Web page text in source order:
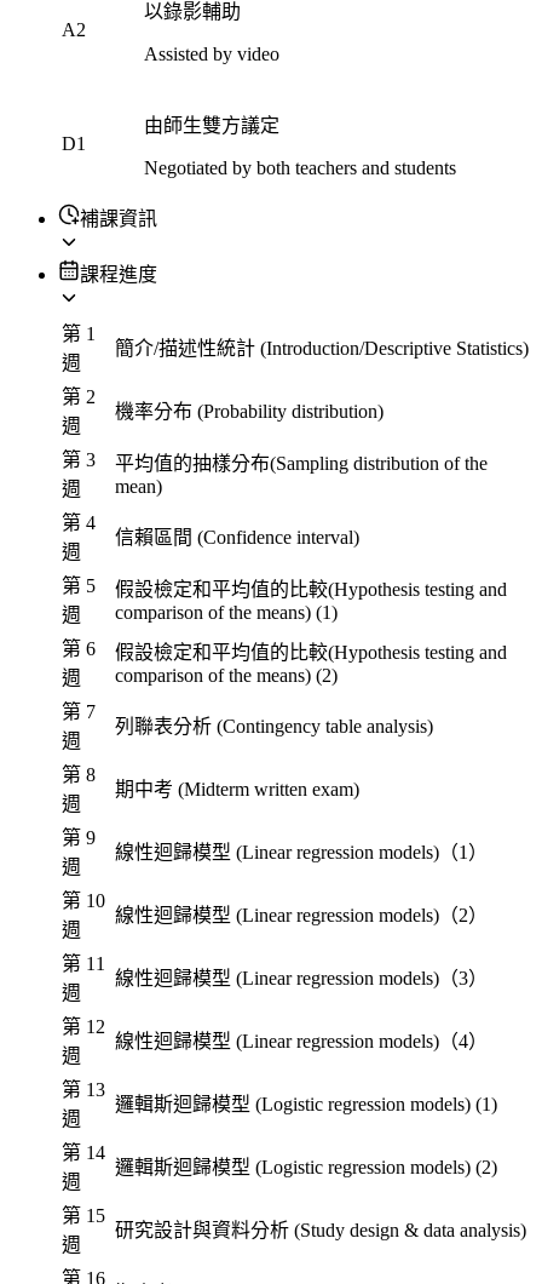
A2
以錄影輔助
Assisted by video
D1
由師生雙方議定
Negotiated by both teachers and students
補課資訊
課程進度
第 1
週
簡介/描述性統計 (Introduction/Descriptive Statistics)
第 2
週
機率分布 (Probability distribution)
第 3
週
平均值的抽樣分布(Sampling distribution of the
mean)
第 4
週
信賴區間 (Confidence interval)
第 5
週
假設檢定和平均值的比較(Hypothesis testing and
comparison of the means) (1)
第 6
週
假設檢定和平均值的比較(Hypothesis testing and
comparison of the means) (2)
第 7
週
列聯表分析 (Contingency table analysis)
第 8
週
期中考 (Midterm written exam)
第 9
週
線性迴歸模型 (Linear regression models)（1）
第 10
週
線性迴歸模型 (Linear regression models)（2）
第 11
週
線性迴歸模型 (Linear regression models)（3）
第 12
週
線性迴歸模型 (Linear regression models)（4）
第 13
週
邏輯斯迴歸模型 (Logistic regression models) (1)
第 14
週
邏輯斯迴歸模型 (Logistic regression models) (2)
第 15
週
研究設計與資料分析 (Study design & data analysis)
第 16